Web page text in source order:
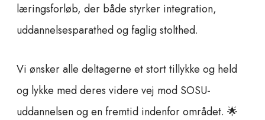
læringsforløb, der både styrker integration,
uddannelsesparathed og faglig stolthed.
Vi ønsker alle deltagerne et stort tillykke og held
og lykke med deres videre vej mod SOSU-
uddannelsen og en fremtid indenfor området. 🌟